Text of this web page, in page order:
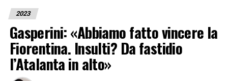
2023
Gasperini: «Abbiamo fatto vincere la
Fiorentina. Insulti? Da fastidio
l’Atalanta in alto»